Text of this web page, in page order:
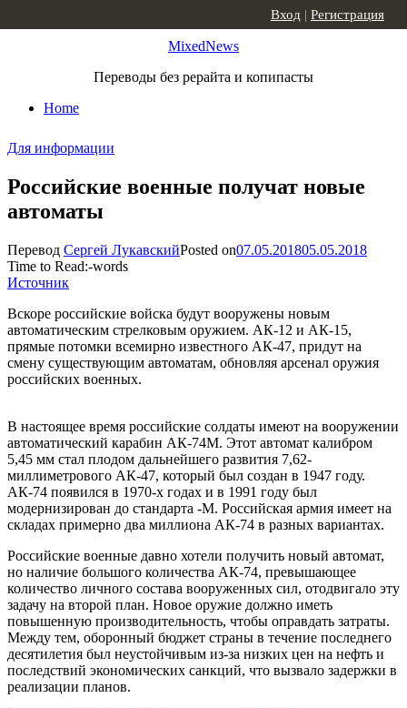
MixedNews
Переводы без рерайта и копипасты
Home
Вход | Регистрация
Для информации
Российские военные получат новые
автоматы
Перевод Сергей ЛукавскийPosted on07.05.201805.05.2018
Time to Read:-words
Источник
Вскоре российские войска будут вооружены новым
автоматическим стрелковым оружием. АК-12 и АК-15,
прямые потомки всемирно известного АК-47, придут на
смену существующим автоматам, обновляя арсенал оружия
российских военных.
В настоящее время российские солдаты имеют на вооружении
автоматический карабин АК-74М. Этот автомат калибром
5,45 мм стал плодом дальнейшего развития 7,62-
миллиметрового АК-47, который был создан в 1947 году.
АК-74 появился в 1970-х годах и в 1991 году был
модернизирован до стандарта -M. Российская армия имеет на
складах примерно два миллиона АК-74 в разных вариантах.
Российские военные давно хотели получить новый автомат,
но наличие большого количества АК-74, превышающее
количество личного состава вооруженных сил, отодвигало эту
задачу на второй план. Новое оружие должно иметь
повышенную производительность, чтобы оправдать затраты.
Между тем, оборонный бюджет страны в течение последнего
десятилетия был неустойчивым из-за низких цен на нефть и
последствий экономических санкций, что вызвало задержки в
реализации планов.